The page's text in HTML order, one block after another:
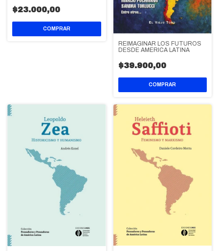
$23.000,00
REIMAGINAR LOS FUTUROS
DESDE AMERICA LATINA
$39.900,00